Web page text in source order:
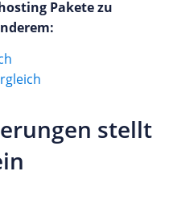
Pakete zu
stellt